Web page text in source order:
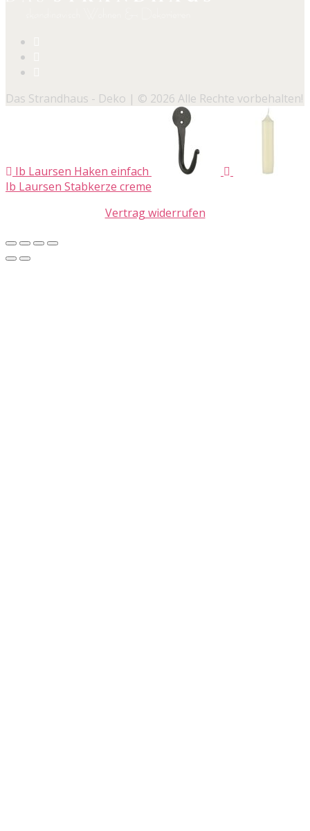
Das Strandhaus - Deko | © 2026 Alle Rechte vorbehalten!
Ib Laursen Haken einfach
Ib Laursen Stabkerze creme
Vertrag widerrufen